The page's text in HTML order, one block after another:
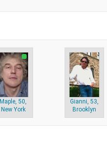
Maple, 50,
New York
Gianni, 53,
Brooklyn